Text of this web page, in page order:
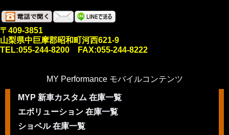
〒409-3851
山梨県中巨摩郡昭和町河西621-9
TEL:055-244-8200 FAX:055-244-8222
MY Performance モバイルコンテンツ
MYP 新車カスタム 在庫一覧
エボリューション 在庫一覧
ショベル 在庫一覧